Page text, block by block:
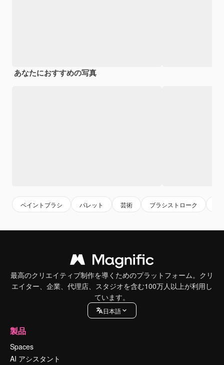
あなたにおすすめの写真
ペイントブラシ パレット 芸術 ブラシストローク
最高のクリエイティブ制作を導くためのプラットフォーム。クリ
エイター、企業、代理店、スタジオを含む100万人以上が利用し
ています。
日本語
製品
Spaces
AI アシスタント